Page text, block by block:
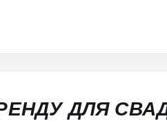
ДЛЯ